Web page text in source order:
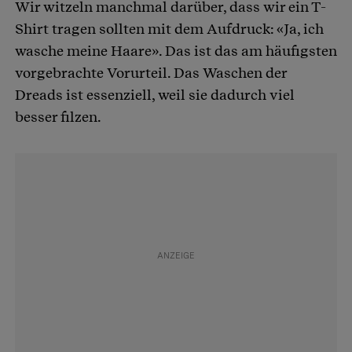
Wir witzeln manchmal darüber, dass wir ein T-
Shirt tragen sollten mit dem Aufdruck: «Ja, ich
wasche meine Haare». Das ist das am häufigsten
vorgebrachte Vorurteil. Das Waschen der
Dreads ist essenziell, weil sie dadurch viel
besser filzen.